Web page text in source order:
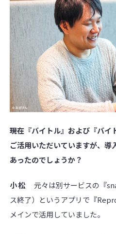
――現在『バイトル』および『バ
ご活用いただいていますが、
あったのでしょうか？
小松 元々は別サービスの『
ス終了）というアプリで『
メインで活用していました。